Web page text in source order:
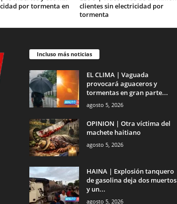
por tormenta en
clientes sin electricidad por
tormenta
Incluso más noticias
EL CLIMA | Vaguada
provocará aguaceros y
tormentas en gran parte...
agosto 5, 2026
OPINION | Otra víctima del
machete haitiano
agosto 5, 2026
HAINA | Explosión tanquero
de gasolina deja dos muertos
y un...
agosto 5, 2026